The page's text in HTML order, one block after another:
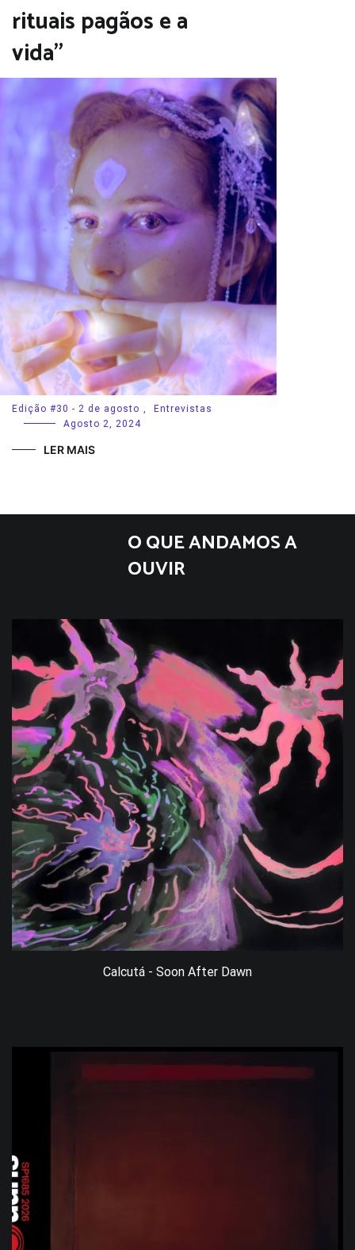
rituais pagãos e a
vida”
Edição #30 - 2 de agosto ,
Entrevistas
Agosto 2, 2024
LER MAIS
O QUE ANDAMOS A
OUVIR
Calcutá - Soon After Dawn